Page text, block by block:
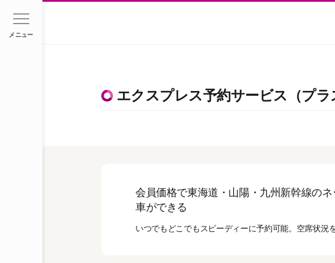
エクスプレス予約サービス（プラ
会員価格で東海道・山陽・九州新幹線の
車ができる
いつでもどこでもスピーディーに予約可能。空席状況
メニュー